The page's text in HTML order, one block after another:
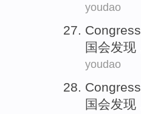
youdao
Congress
国会发现
youdao
Congress
国会发现